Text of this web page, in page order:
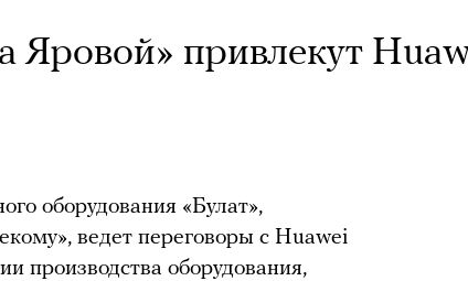
Яровой» привлекут
оборудования «Булат»,
ведет переговоры с Huawei
производства оборудования,